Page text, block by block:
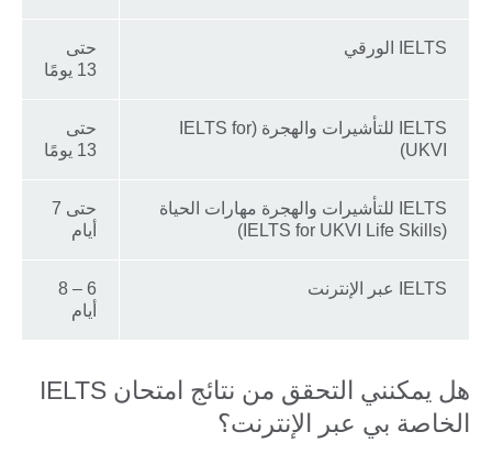
IELTS الورقي
حتى
13 يومًا
IELTS للتأشيرات والهجرة (IELTS for
UKVI)
حتى
13 يومًا
IELTS للتأشيرات والهجرة مهارات الحياة
(IELTS for UKVI Life Skills)
حتى 7
أيام
IELTS عبر الإنترنت
6 – 8
أيام
هل يمكنني التحقق من نتائج امتحان IELTS
الخاصة بي عبر الإنترنت؟